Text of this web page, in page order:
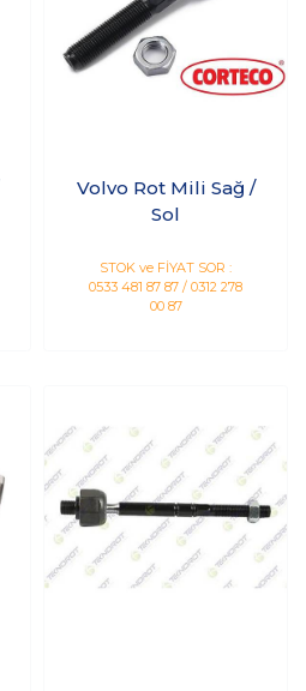
Volvo Rot Mili Sağ /
Sol
STOK ve FİYAT SOR :
0533 481 87 87 / 0312 278
00 87